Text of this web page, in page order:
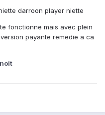
darroon player niette
fonctionne mais avec plein
payante remedie a ca